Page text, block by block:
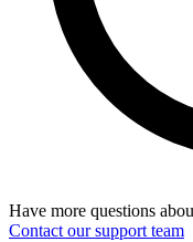
Have more questions
Contact our support team